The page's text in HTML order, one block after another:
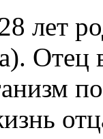
лет